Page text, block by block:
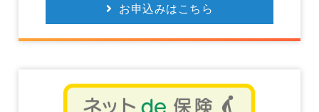
お申込みはこちら